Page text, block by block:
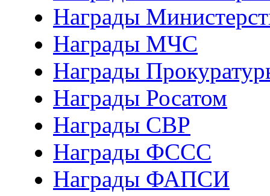
Награды
Награды МЧС
Награды
Награды Росатом
Награды СВР
Награды ФCСС
Награды ФАПСИ